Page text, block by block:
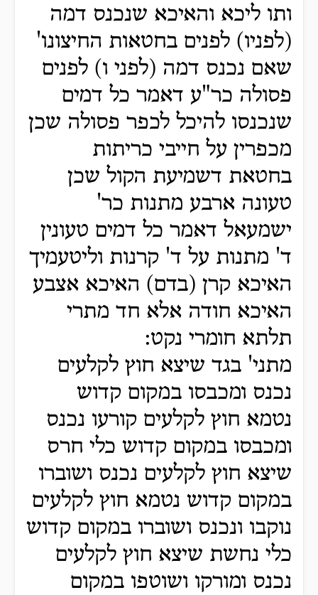
ותו ליכא והאיכא שנכנס דמה
(לפניו) לפנים בחטאות החיצונו'
שאם נכנס דמה (לפני ו) לפנים
פסולה כר"ע דאמר כל דמים
שנכנסו להיכל לכפר פסולה שכן
מכפרין על חייבי כריתות
בחטאת דשמיעת הקול שכן
טעונה ארבע מתנות כר'
ישמעאל דאמר כל דמים טעונין
ד' מתנות על ד' קרנות וליטעמיך
האיכא קרן (בדם) האיכא אצבע
האיכא חודה אלא חד מתרי
תלתא חומרי נקט:
מתני' בגד שיצא חוץ לקלעים
נכנס ומכבסו במקום קדוש
נטמא חוץ לקלעים קורעו נכנס
ומכבסו במקום קדוש כלי חרס
שיצא חוץ לקלעים נכנס ושוברו
במקום קדוש נטמא חוץ לקלעים
נוקבו ונכנס ושוברו במקום קדוש
כלי נחשת שיצא חוץ לקלעים
נכנס ומורקו ושוטפו במקום